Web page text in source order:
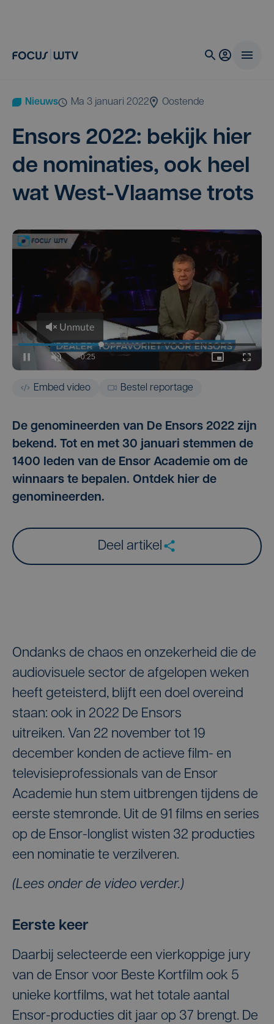
Nieuws ma 3 januari 2022 Oostende
Ensors 2022: bekijk hier
de nomi­na­ties, ook heel
wat West-Vlaam­se trots
Embed video Bestel reportage
De genomineerden van De Ensors 2022 zijn
bekend. Tot en met 30 januari stemmen de
1400 leden van de Ensor Academie om de
winnaars te bepalen. Ontdek hier de
genomineerden.
Deel artikel
Ondanks de chaos en onzekerheid die de
audiovisuele sector de afgelopen weken
heeft geteisterd, blijft een doel overeind
staan: ook in 2022 De Ensors
uitreiken. Van 22 november tot 19
december konden de actieve film- en
televisieprofessionals van de Ensor
Academie hun stem uitbrengen tijdens de
eerste stemronde. Uit de 91 films en series
op de Ensor-longlist wisten 32 producties
een nominatie te verzilveren.
(Lees onder de video verder.)
Eerste keer
Daarbij selecteerde een vierkoppige jury
van de Ensor voor Beste Kortfilm ook 5
unieke kortfilms, wat het totale aantal
Ensor-producties dit jaar op 37 brengt. De